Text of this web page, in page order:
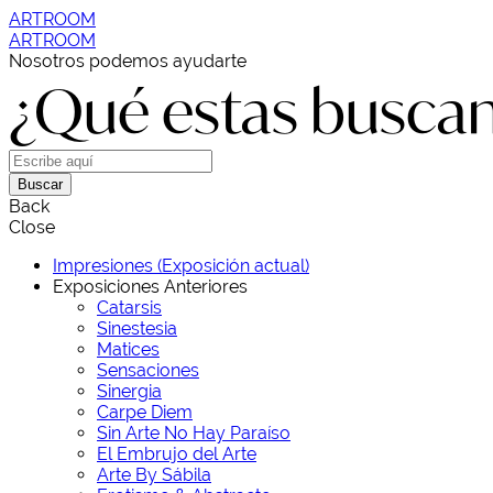
ARTROOM
ARTROOM
Nosotros podemos ayudarte
¿Qué estas
Buscar
Back
Close
Impresiones (Exposición actual)
Exposiciones Anteriores
Catarsis
Sinestesia
Matices
Sensaciones
Sinergia
Carpe Diem
Sin Arte No Hay Paraíso
El Embrujo del Arte
Arte By Sábila